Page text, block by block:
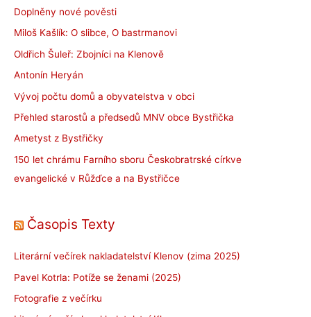
Doplněny nové pověsti
Miloš Kašlík: O slibce, O bastrmanovi
Oldřich Šuleř: Zbojníci na Klenově
Antonín Heryán
Vývoj počtu domů a obyvatelstva v obci
Přehled starostů a předsedů MNV obce Bystřička
Ametyst z Bystřičky
150 let chrámu Farního sboru Českobratrské církve
evangelické v Růžďce a na Bystřičce
Časopis Texty
Literární večírek nakladatelství Klenov (zima 2025)
Pavel Kotrla: Potíže se ženami (2025)
Fotografie z večírku